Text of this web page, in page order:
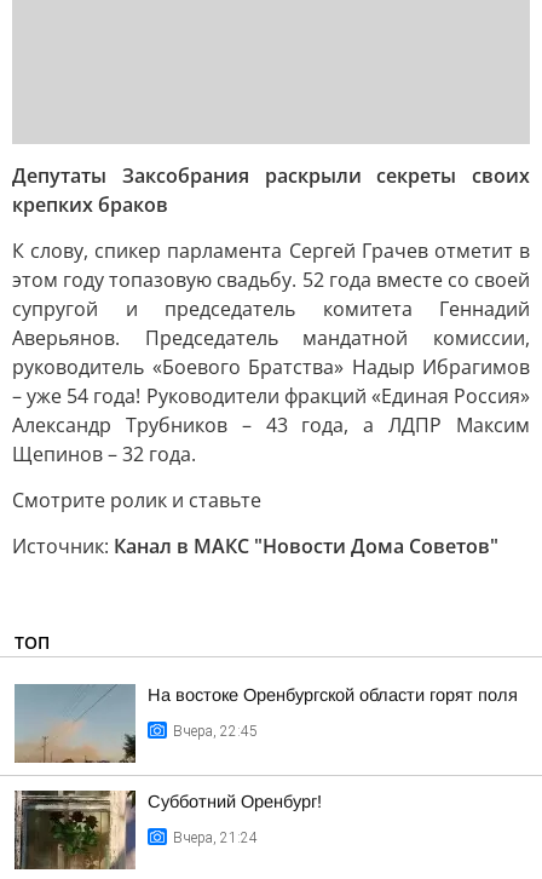
Депутаты Заксобрания раскрыли секреты своих
крепких браков
К слову, спикер парламента Сергей Грачев отметит в
этом году топазовую свадьбу. 52 года вместе со своей
супругой и председатель комитета Геннадий
Аверьянов. Председатель мандатной комиссии,
руководитель «Боевого Братства» Надыр Ибрагимов
– уже 54 года! Руководители фракций «Единая Россия»
Александр Трубников – 43 года, а ЛДПР Максим
Щепинов – 32 года.
Смотрите ролик и ставьте
Источник: Канал в МАКС "Новости Дома Советов"
ТОП
На востоке Оренбургской области горят поля
Вчера, 22:45
Субботний Оренбург!
Вчера, 21:24